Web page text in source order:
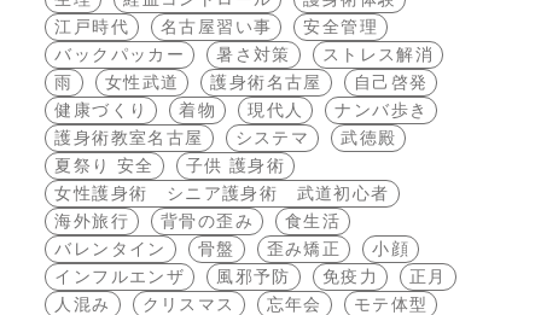
江戸時代
名古屋習い事
安全管理
バックパッカー
暑さ対策
ストレス解消
雨
女性武道 護身術名古屋
自己啓発
健康づくり
着物 現代人
ナンバ歩き
護身術教室名古屋
システマ
武徳殿
夏祭り 安全
子供 護身術
女性護身術 シニア護身術 武道初心者
海外旅行
背骨の歪み
食生活
バレンタイン
骨盤 歪み矯正
小顔
インフルエンザ
風邪予防 免疫力
正月
人混み
クリスマス 忘年会
モテ体型